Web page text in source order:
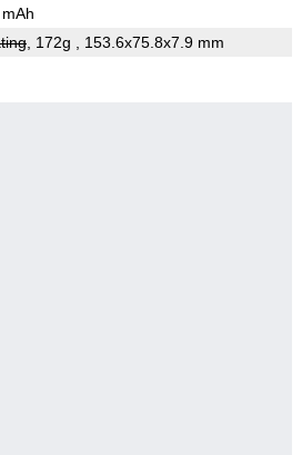
, 172g , 153.6x75.8x7.9 mm